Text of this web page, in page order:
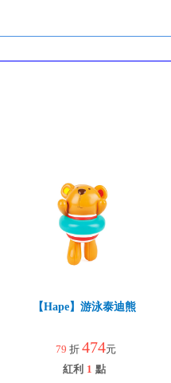
【Hape】游泳泰迪熊
79 折 474元
紅利 1 點